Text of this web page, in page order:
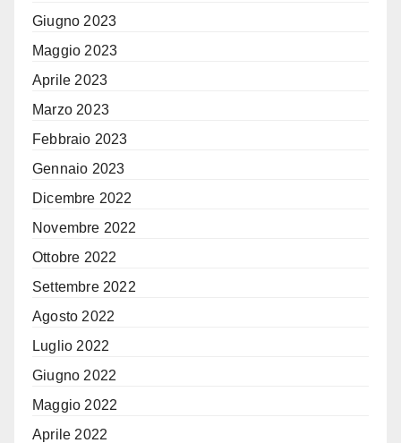
Giugno 2023
Maggio 2023
Aprile 2023
Marzo 2023
Febbraio 2023
Gennaio 2023
Dicembre 2022
Novembre 2022
Ottobre 2022
Settembre 2022
Agosto 2022
Luglio 2022
Giugno 2022
Maggio 2022
Aprile 2022